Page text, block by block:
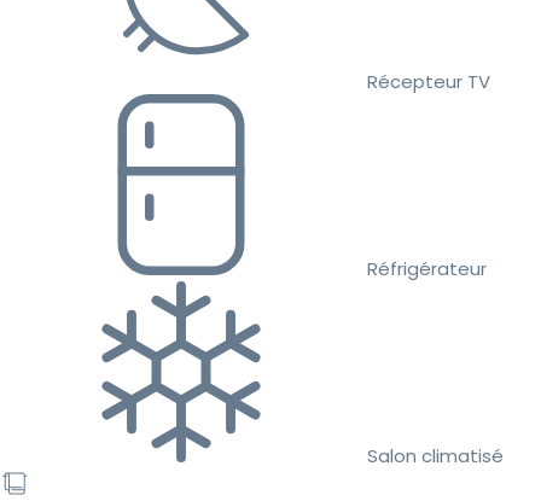
Récepteur TV
Réfrigérateur
Salon climatisé